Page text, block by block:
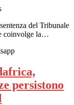
del Tribunale
coinvolge la…
persistono